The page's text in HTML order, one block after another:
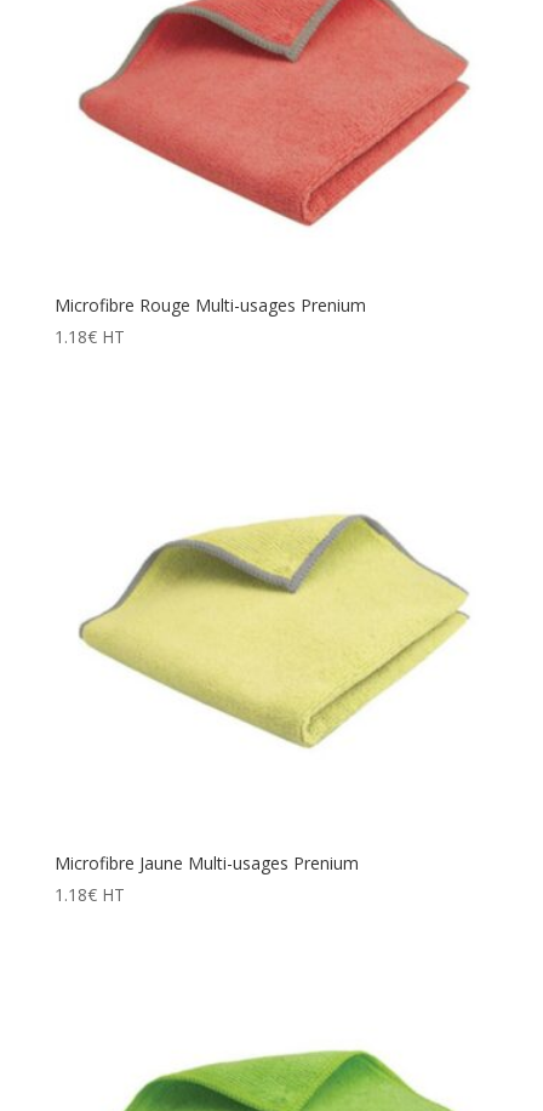
Microfibre Rouge Multi-usages Prenium
1.18€ HT
Microfibre Jaune Multi-usages Prenium
1.18€ HT